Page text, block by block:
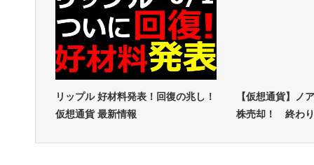
リップル 好材料発表！回復の兆し！
仮想通貨 最新情報
【仮想通貨】
株売却！ 終わ